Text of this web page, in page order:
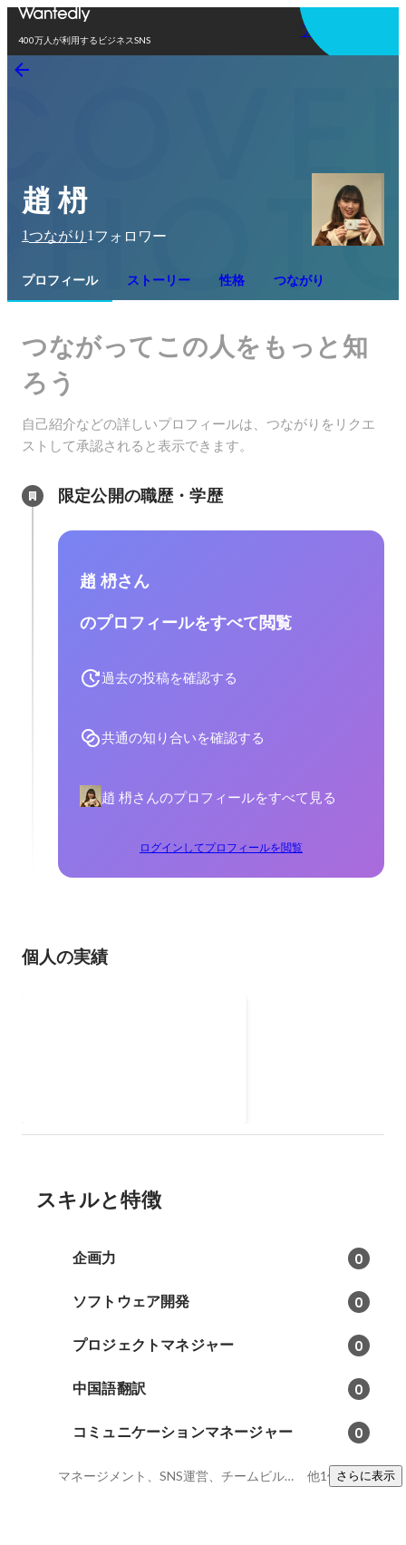
400万人が利用するビジネスSNS
アプリを使う
趙 枬
1つながり 1 フォロワー
プロフィール ストーリー 性格 つながり
つながってこの人をもっと知
ろう
自己紹介などの詳しいプロフィールは、つながりをリクエ
ストして承認されると表示できます。
限定公開の職歴・学歴
趙 枬さん
のプロフィールをすべて閲覧
過去の投稿を確認する
共通の知り合いを確認する
趙 枬さんのプロフィールをすべて見る
ログインしてプロフィールを閲覧
個人の実績
スキルと特徴
企画力 0
ソフトウェア開発 0
プロジェクトマネジャー 0
中国語翻訳 0
コミュニケーションマネージャー 0
マネージメント、SNS運営、チームビルディング 他1件さらに表示